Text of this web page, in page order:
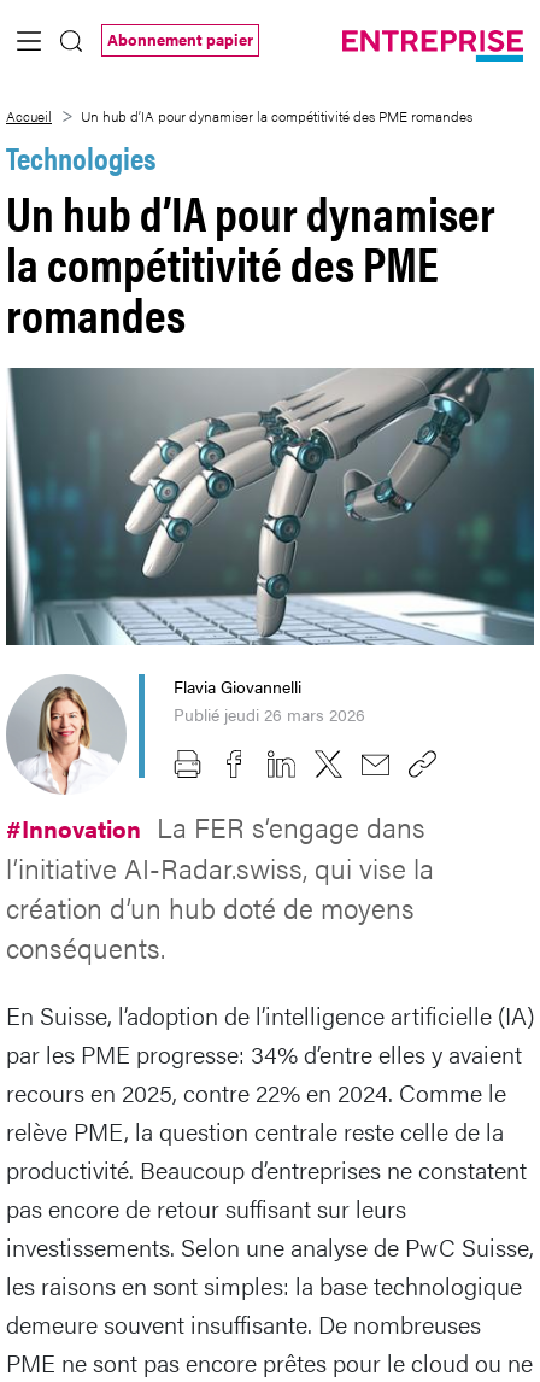
Saut au contenu principal
Abonnement papier
Accueil Un hub d’IA pour dynamiser la compétitivité des PME romandes
Technologies
Un hub d’IA pour dynamiser
la compétitivité des PME
romandes
Flavia Giovannelli
Publié jeudi 26 mars 2026
#Innovation La FER s’engage dans
l’initiative AI-Radar.swiss, qui vise la
création d’un hub doté de moyens
conséquents.
En Suisse, l’adoption de l’intelligence artificielle (IA)
par les PME progresse: 34% d’entre elles y avaient
recours en 2025, contre 22% en 2024. Comme le
relève PME, la question centrale reste celle de la
productivité. Beaucoup d’entreprises ne constatent
pas encore de retour suffisant sur leurs
investissements. Selon une analyse de PwC Suisse,
les raisons en sont simples: la base technologique
demeure souvent insuffisante. De nombreuses
PME ne sont pas encore prêtes pour le cloud ou ne